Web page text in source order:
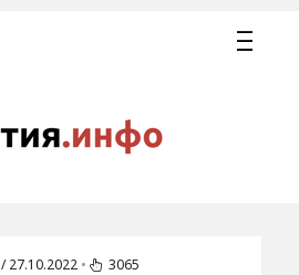
27.10.2022 • 3065